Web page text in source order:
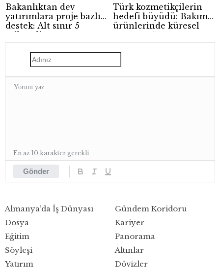
Bakanlıktan dev
yatırımlara proje bazlı
destek: Alt sınır 5
milyar lira
Türk kozmetikçilerin
hedefi büyüdü: Bakım
ürünlerinde küresel
pazar atağı
Gönder
En az 10 karakter gerekli
Almanya’da İş Dünyası
Dosya
Eğitim
Gündem Koridoru
Kariyer
Panorama
Söyleşi
Yatırım
Altınlar
Dövizler